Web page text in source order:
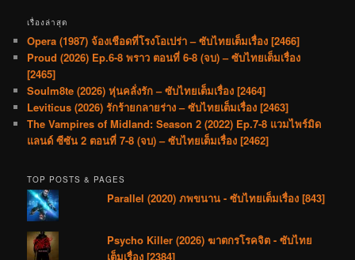
เรื่องล่าสุด
Opera (1987) จ้องเชือดที่โรงโอเปร่า – ซับไทยเต็มเรื่อง [2466]
Proud (2026) Ep.6-8 พราว ตอนที่ 6-8 (จบ) – ซับไทยเต็มเรื่อง
[2465]
Soulm8te (2026) หุ่นคลั่งรัก – ซับไทยเต็มเรื่อง [2464]
Leviticus (2026) รักร้ายกลายร่าง – ซับไทยเต็มเรื่อง [2463]
The Vampires of Midland: Season 2 (2022) Ep.7-8 แวมไพร์มิด
แลนด์ ซีซัน 2 ตอนที่ 7-8 (จบ) – ซับไทยเต็มเรื่อง [2462]
TOP POSTS & PAGES
Parallel (2020) ภพขนาน - ซับไทยเต็มเรื่อง [843]
Psycho Killer (2026) ฆาตกรโรคจิต - ซับไทย
เต็มเรื่อง [2384]